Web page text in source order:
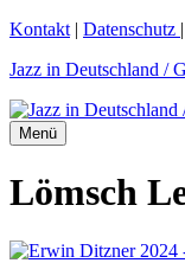
Zum
springen
Kontakt | Datenschutz |
Jazz in Deutschland /
Menü
Lömsch